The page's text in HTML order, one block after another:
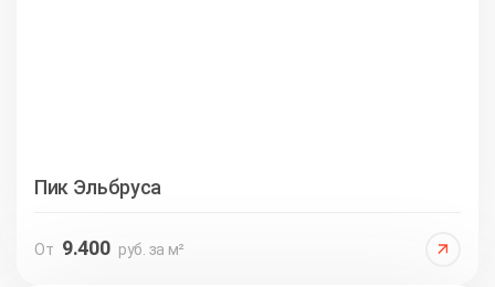
Пик Эльбруса
От 9.400 руб. за м²